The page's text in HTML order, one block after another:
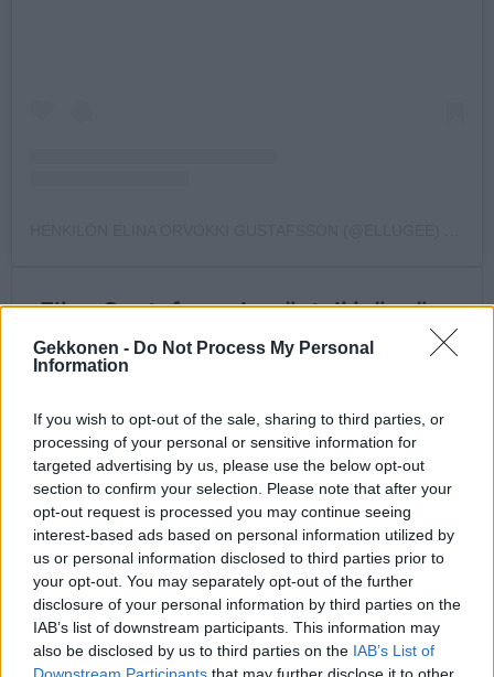
Gekkonen - Do Not Process My Personal
Information
If you wish to opt-out of the sale, sharing to third parties, or
processing of your personal or sensitive information for
targeted advertising by us, please use the below opt-out
section to confirm your selection. Please note that after your
opt-out request is processed you may continue seeing
interest-based ads based on personal information utilized by
us or personal information disclosed to third parties prior to
your opt-out. You may separately opt-out of the further
disclosure of your personal information by third parties on the
IAB’s list of downstream participants. This information may
also be disclosed by us to third parties on the IAB’s List of